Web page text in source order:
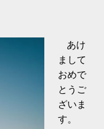
あけ
まして
おめで
とうご
ざいま
す。